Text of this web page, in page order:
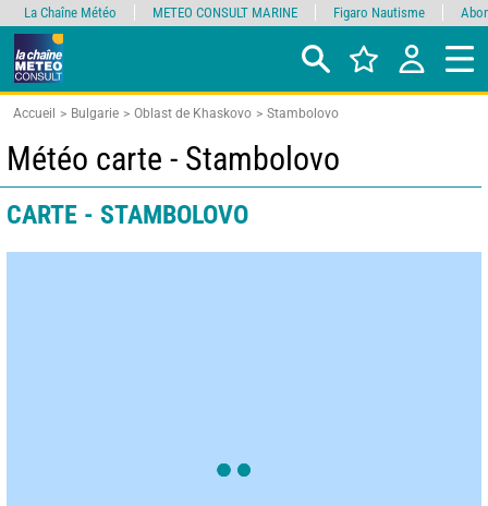
Accueil Bulgarie Oblast de Khaskovo Stambolovo
Météo carte - Stambolovo
CARTE - STAMBOLOVO
La Chaîne Météo METEO CONSULT MARINE Figaro Nautisme